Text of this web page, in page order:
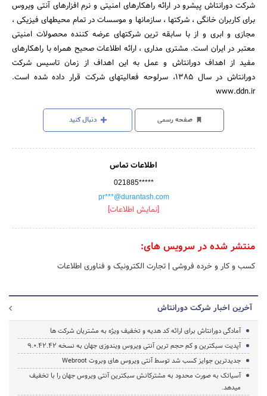
شرکت دورانتاش پیشرو در ارائه راهکارهای امنیتی و نرم افزارهای آنتی ویروس
برای کاربران خانگی ، شرکتها ، سازمانها و موسسات در تمام محیطهای فیزیکی ،
مجازی و ابری و از با سابقه ترین شرکتهای عرضه کننده محصولات امنیتی
معتبر در ایران است. مشتری مداری ، ارائه اطلاعات صحیح همراه با راهکارهای
مفید از اهداف دورانتاش و عمل به این اهداف از زمان تاسیس شرکت
دورانتاش در سال 1385، سرلوحه فعالیتهای شرکت قرار داده شده است.
www.ddn.ir
صفحه رسمی دنبال کنید
اطلاعات تماس
021885*****
pr***@durantash.com
[نمایش اطلاعات]
منتشر شده در سرویس های:
کسب و کار و خرده فروشی | تجارت الکترونیک و فناوری اطلاعات
آخرین اخبار شرکت دورانتاش
آمادگی دورانتاش برای ارائه کد هدیه و تخفیف ویژه به مشتریان شرکت ها
آپدیت سبکترین و کم حجم ترین آنتی ویروس ویندوزی جهان به نسخه 9.0.42.42
جدیدترین جوایز کسب شد توسط آنتی ویروس های وبروت Webroot
آسیاتک به صورت محدود به مشترکانش سبکترین آنتی ویروس جهان را با تخفیف
میدهد.